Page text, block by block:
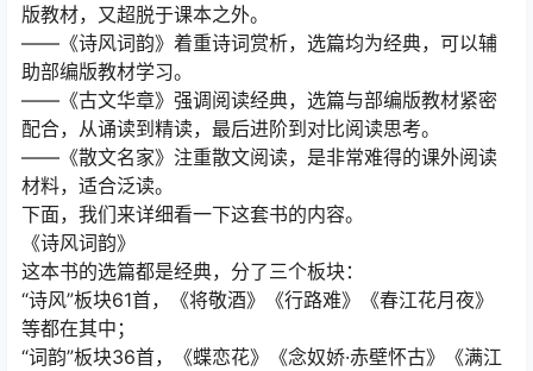
版教材，又超脱于课本之外。
——《诗风词韵》着重诗词赏析，选篇均为经典，可以辅
助部编版教材学习。
——《古文华章》强调阅读经典，选篇与部编版教材紧密
配合，从诵读到精读，最后进阶到对比阅读思考。
——《散文名家》注重散文阅读，是非常难得的课外阅读
材料，适合泛读。
下面，我们来详细看一下这套书的内容。
《诗风词韵》
这本书的选篇都是经典，分了三个板块：
“诗风”板块61首，《将敬酒》《行路难》《春江花月夜》
等都在其中；
“词韵”板块36首，《蝶恋花》《念奴娇·赤壁怀古》《满江